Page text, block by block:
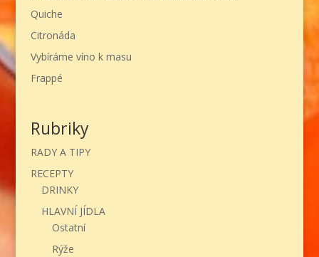
Quiche
Citronáda
Vybíráme víno k masu
Frappé
Rubriky
RADY A TIPY
RECEPTY
DRINKY
HLAVNÍ JÍDLA
Ostatní
Rýže